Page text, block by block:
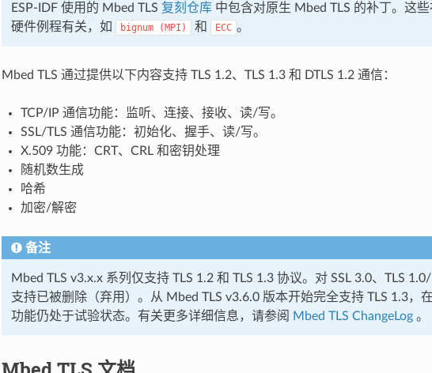
ESP-IDF 使用的 Mbed TLS 复刻仓库中包含对原生 Mbed TLS 的补丁。这
硬件例程有关，如
bignum (MPI) 和 ECC 。
Mbed TLS 通过提供以下内容支持 TLS 1.2、TLS 1.3 和 DTLS 1.2 通信：
TCP/IP 通信功能：监听、连接、接收、读/写。
SSL/TLS 通信功能：初始化、握手、读/写。
X.509 功能：CRT、CRL 和密钥处理
随机数生成
哈希
加密/解密
备注
Mbed TLS v3.x.x 系列仅支持 TLS 1.2 和 TLS 1.3 协议。对 SSL 3.0、TLS
支持已被删除（弃用）。从 Mbed TLS v3.6.0 版本开始完全支持 TLS 1.3，
功能仍处于试验状态。有关更多详细信息，请参阅 Mbed TLS ChangeLog 。